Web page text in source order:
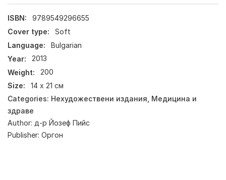
ISBN:
9789549296655
Cover type:
Soft
Language:
Bulgarian
Year:
2013
Weight:
200
Size:
14 х 21 см
Categories: Нехудожествени издания Медицина и
здраве
Author: д-р Йозеф Пийс
Publisher: Оргон